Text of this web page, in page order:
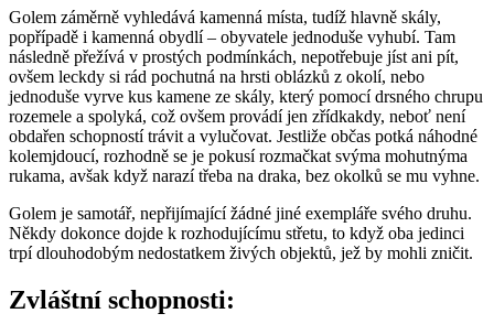
Golem záměrně vyhledává kamenná místa, tudíž hlavně skály,
popřípadě i kamenná obydlí – obyvatele jednoduše vyhubí. Tam
následně přežívá v prostých podmínkách, nepotřebuje jíst ani pít,
ovšem leckdy si rád pochutná na hrsti oblázků z okolí, nebo
jednoduše vyrve kus kamene ze skály, který pomocí drsného chrupu
rozemele a spolyká, což ovšem provádí jen zřídkakdy, neboť není
obdařen schopností trávit a vylučovat. Jestliže občas potká náhodné
kolemjdoucí, rozhodně se je pokusí rozmačkat svýma mohutnýma
rukama, avšak když narazí třeba na draka, bez okolků se mu vyhne.
Golem je samotář, nepřijímající žádné jiné exempláře svého druhu.
Někdy dokonce dojde k rozhodujícímu střetu, to když oba jedinci
trpí dlouhodobým nedostatkem živých objektů, jež by mohli zničit.
Zvláštní schopnosti: